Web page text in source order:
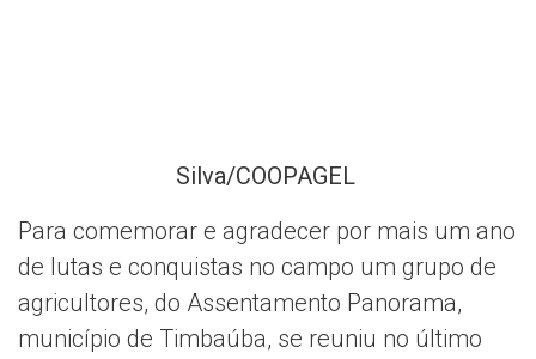
Silva/COOPAGEL
Para comemorar e agradecer por mais um ano
de lutas e conquistas no campo um grupo de
agricultores, do Assentamento Panorama,
município de Timbaúba, se reuniu no último